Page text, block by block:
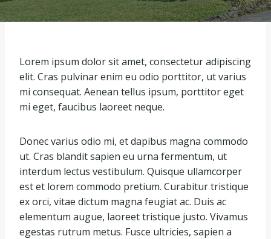
Lorem ipsum dolor sit amet, consectetur adipiscing
elit. Cras pulvinar enim eu odio porttitor, ut varius
mi consequat. Aenean tellus ipsum, porttitor eget
mi eget, faucibus laoreet neque.
Donec varius odio mi, et dapibus magna commodo
ut. Cras blandit sapien eu urna fermentum, ut
interdum lectus vestibulum. Quisque ullamcorper
est et lorem commodo pretium. Curabitur tristique
ex orci, vitae dictum magna feugiat ac. Duis ac
elementum augue, laoreet tristique justo. Vivamus
egestas rutrum metus. Fusce ultricies, sapien a